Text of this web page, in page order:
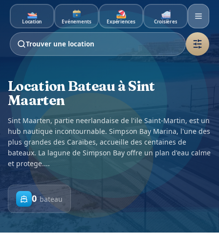
Aller au contenu principal
Location Événements Expériences Croisières
Trouver une location
Location Bateau à Sint
Maarten
Sint Maarten, partie neerlandaise de l'ile Saint-Martin, est un
hub nautique incontournable. Simpson Bay Marina, l'une des
plus grandes des Caraibes, accueille des centaines de
bateaux. La lagune de Simpson Bay offre un plan d'eau calme
et protege....
0 bateau